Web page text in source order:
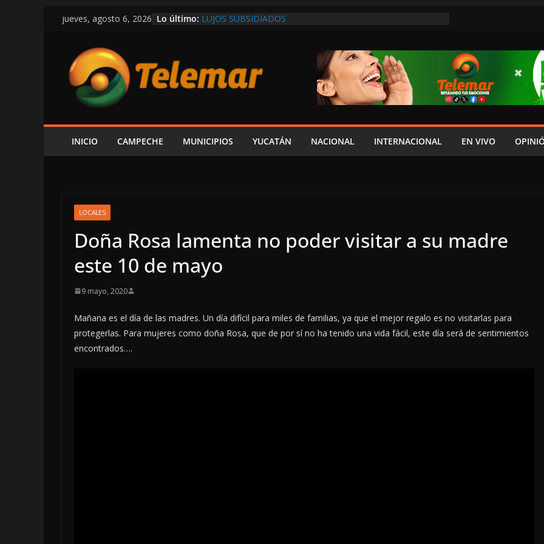
Saltar
contenido
jueves, agosto 6, 2026 Lo último: LUJOS SUBSIDIADOS
REALIZAN SEGUNDA CAMPAÑA DE DONACIÓN DE SANGRE
EN EL HOSPITAL NAVAL DE LERMA
VÍCTOR SARMIENTO ENTREGA EL DOCUMENTO DEL V
INFORME DE LAYDA AL CONGRESO
SE INTENSIFICA PROTESTA DE PROVEEDORES PARA
INICIO CAMPECHE MUNICIPIOS YUCATÁN NACIONAL INTERNACIONAL EN VIVO
LOCALES
Doña Rosa lamenta no poder visitar a su madre
este 10 de mayo
9 mayo, 2020
Mañana es el día de las madres. Un día difícil para miles de familias, ya que el mejor regalo es no visitarlas para
protegerlas. Para mujeres como doña Rosa, que de por sí no ha tenido una vida fácil, este día será de sentimientos
encontrados….